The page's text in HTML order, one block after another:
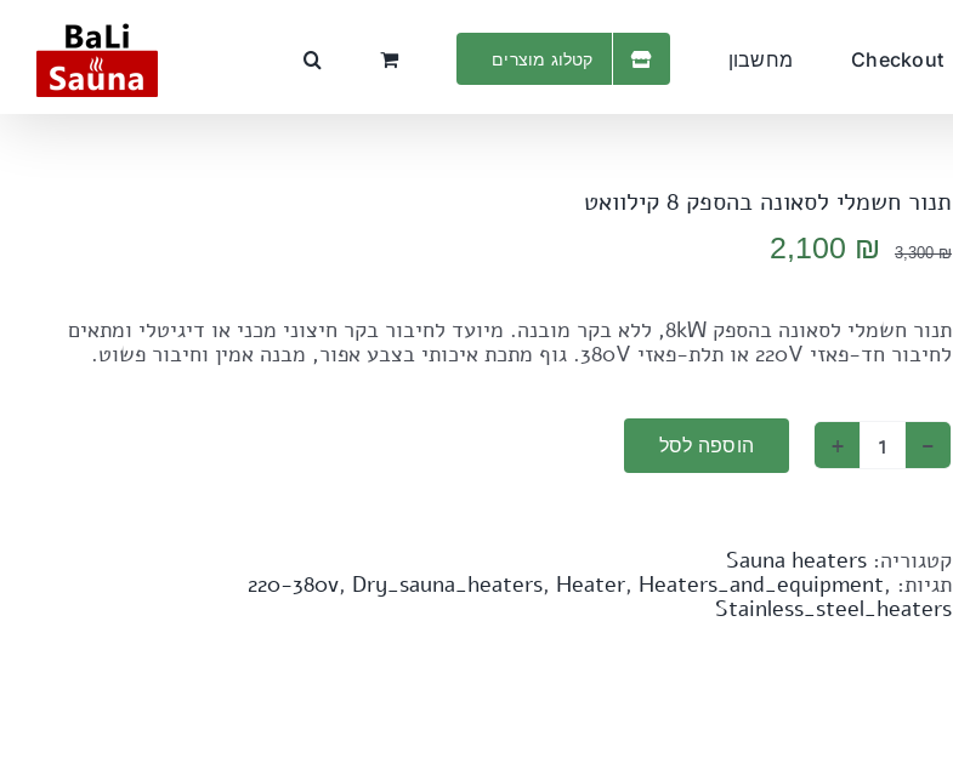
Checkout מחשבון קטלוג מוצרים
תנור חשמלי לסאונה בהספק 8 קילוואט
3,300₪
המחיר
היה:
3,300 ₪.
2,100 ₪
הוא:
2,100 ₪.
תנור חשמלי לסאונה בהספק 8kW, ללא בקר מובנה. מיועד לחיבור בקר חיצוני מכני או דיגיטלי ומתאים
לחיבור חד-פאזי 220V או תלת-פאזי 380V. גוף מתכת איכותי בצבע אפור, מבנה אמין וחיבור פשוט.
הוספה לסל
קטגוריה: Sauna heaters
תגיות:
220-380v, Dry_sauna_heaters, Heater, Heaters_and_equipment,
Stainless_steel_heaters